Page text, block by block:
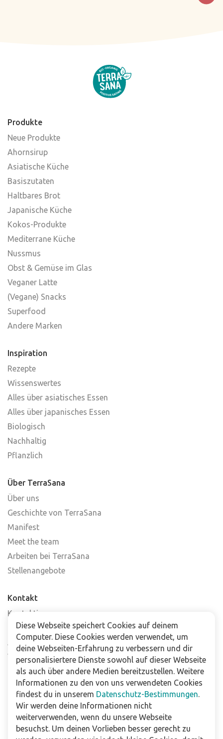
Produkte
Neue Produkte
Ahornsirup
Asiatische Küche
Basiszutaten
Haltbares Brot
Japanische Küche
Kokos-Produkte
Mediterrane Küche
Nussmus
Obst & Gemüse im Glas
Veganer Latte
(Vegane) Snacks
Superfood
Andere Marken
Inspiration
Rezepte
Wissenswertes
Alles über asiatisches Essen
Alles über japanisches Essen
Biologisch
Nachhaltig
Pflanzlich
Über TerraSana
Über uns
Geschichte von TerraSana
Manifest
Meet the team
Arbeiten bei TerraSana
Stellenangebote
Kontakt
Kontaktiere uns
Häufig gestellte Fragen
Abonniere unseren Newsletter
Verkaufsstellen
Für Unternehmen
Downloads
Impressum
Datenschutzbestimmungen
Diese Webseite speichert Cookies auf deinem
Computer. Diese Cookies werden verwendet, um
deine Webseiten-Erfahrung zu verbessern und dir
personalisiertere Dienste sowohl auf dieser Webseite
als auch über andere Medien bereitzustellen. Weitere
Informationen zu den von uns verwendeten Cookies
findest du in unserem Datenschutz-Bestimmungen.
Wir werden deine Informationen nicht
weiterverwenden, wenn du unsere Webseite
besuchst. Um deinen Vorlieben besser gerecht zu